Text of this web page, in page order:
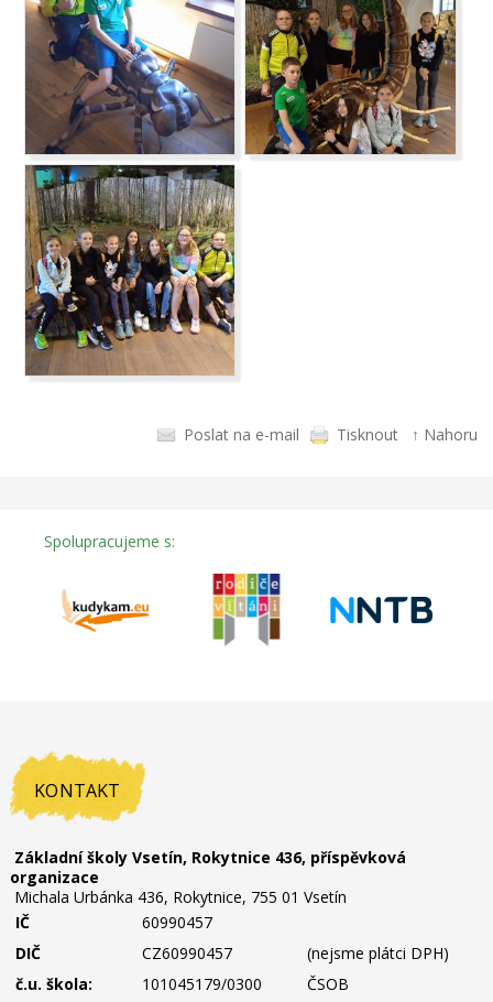
Poslat na e-mail Tisknout ↑ Nahoru
Spolupracujeme s:
KONTAKT
Základní školy Vsetín, Rokytnice 436, příspěvková
organizace
Michala Urbánka 436, Rokytnice, 755 01 Vsetín
IČ
60990457
DIČ
CZ60990457
(nejsme plátci DPH)
č.u. škola:
101045179/0300
ČSOB